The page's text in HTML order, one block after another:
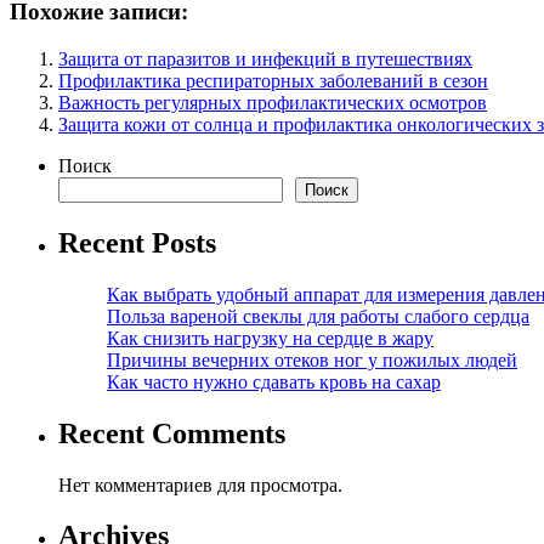
Похожие записи:
Защита от паразитов и инфекций в путешествиях
Профилактика респираторных заболеваний в сезон
Важность регулярных профилактических осмотров
Защита кожи от солнца и профилактика онкологических
Поиск
Поиск
Recent Posts
Как выбрать удобный аппарат для измерения
Польза вареной свеклы для работы слабого сердца
Как снизить нагрузку на сердце в жару
Причины вечерних отеков ног у пожилых людей
Как часто нужно сдавать кровь на сахар
Recent Comments
Нет комментариев для просмотра.
Archives